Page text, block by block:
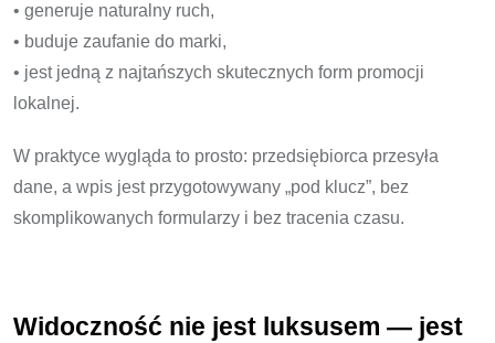
• generuje naturalny ruch,
• buduje zaufanie do marki,
• jest jedną z najtańszych skutecznych form promocji
lokalnej.
W praktyce wygląda to prosto: przedsiębiorca przesyła
dane, a wpis jest przygotowywany „pod klucz”, bez
skomplikowanych formularzy i bez tracenia czasu.
Widoczność nie jest luksusem — jest